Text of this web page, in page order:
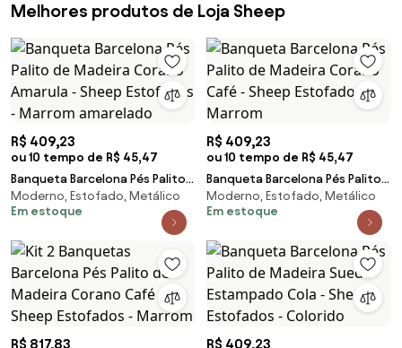
Melhores produtos de Loja Sheep
R$ 409,23
ou 10 tempo de R$ 45,47
Banqueta Barcelona Pés Palito
de Madeira Corano Amarula -
Sheep Estofados - Marrom
Moderno, Estofado, Metálico
Em estoque
R$ 409,23
ou 10 tempo de R$ 45,47
Banqueta Barcelona Pés Palito
de Madeira Corano Café -
Sheep Estofados - Marrom
Moderno, Estofado, Metálico
Em estoque
R$ 817,83 R$ 409,23